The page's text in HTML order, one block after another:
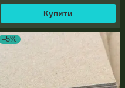
Купити
–5%